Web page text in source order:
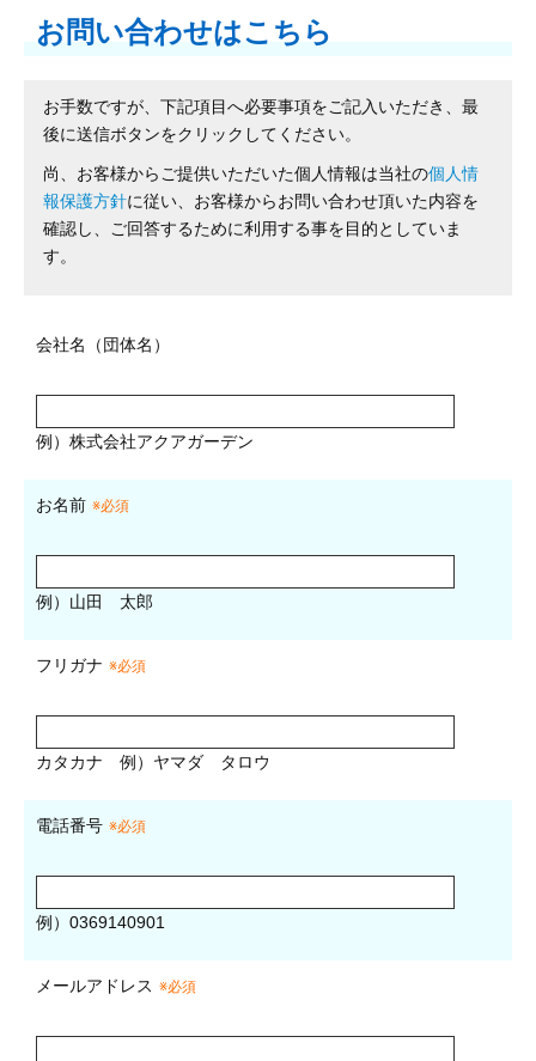
お問い合わせはこちら
お手数ですが、下記項目へ必要事項をご記入いただき、最
後に送信ボタンをクリックしてください。
尚、お客様からご提供いただいた個人情報は当社の個人情
報保護方針に従い、お客様からお問い合わせ頂いた内容を
確認し、ご回答するために利用する事を目的としていま
す。
会社名（団体名）
例）株式会社アクアガーデン
お名前 ※必須
例）山田 太郎
フリガナ ※必須
カタカナ 例）ヤマダ タロウ
電話番号 ※必須
例）0369140901
メールアドレス ※必須